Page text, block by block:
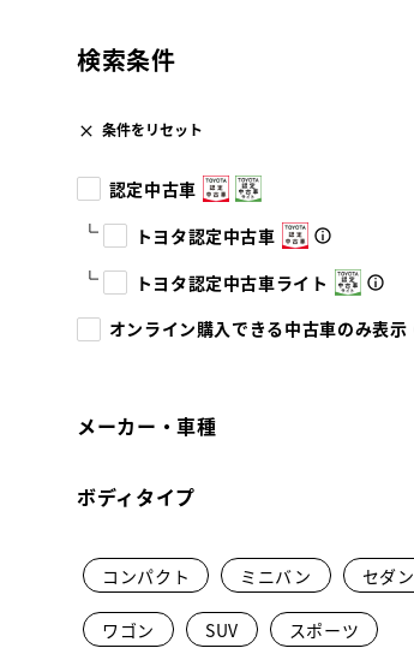
検索条件
条件をリセット
認定中古車
トヨタ認定中古車
トヨタ認定中古車ライト
オンライン購入できる中古車のみ表示
メーカー・車種
ボディタイプ
コンパクト ミニバン セダン
ワゴン SUV スポーツ